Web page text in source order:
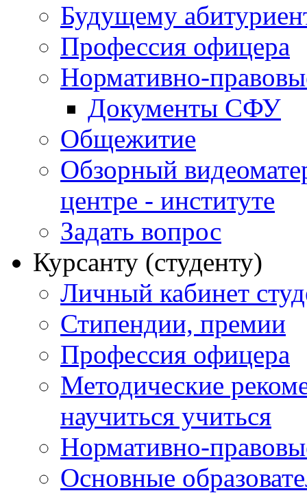
Будущему
Профессия офицера
Нормативно-
Документы СФУ
Общежитие
Обзорный
центре - институте
Задать вопрос
Курсанту (студенту)
Личный кабинет
Стипендии, премии
Профессия офицера
Методические
научиться учиться
Нормативно-
Основные